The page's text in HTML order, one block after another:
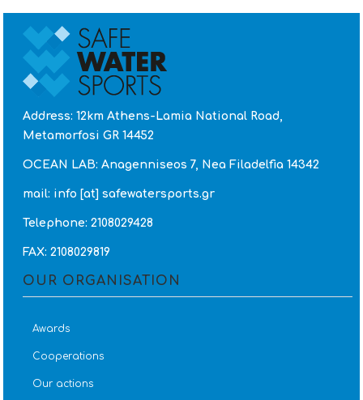
Address: 12km Athens-Lamia National Road,
Metamorfosi GR 14452
OCEAN LAB: Anagenniseos 7, Nea Filadelfia 14342
mail: info [at] safewatersports.gr
Telephone: 2108029428
FAX: 2108029819
OUR ORGANISATION
Awards
Cooperations
Our actions